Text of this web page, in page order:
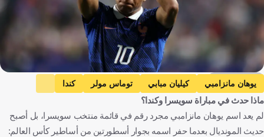
Getty Images
يوهان مانزامبي كيليان مبابي توماس مولر
كندا
كأس العالم
سويسرا ضد كندا
فرنسا
ألمانيا كندا كرة قدم
ماذا حدث في مباراة سويسرا وكندا؟
لم يعد اسم يوهان مانزامبي مجرد رقم في قائمة منتخب سويسرا، بل أصبح
حديث المونديال بعدما حفر اسمه بجوار أسطورتين من أساطير كأس العالم: